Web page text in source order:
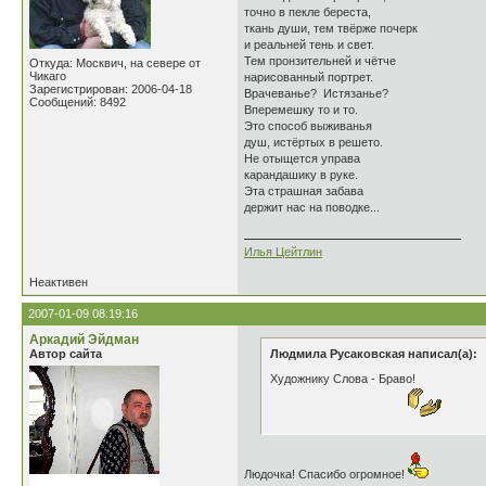
Откуда: Москвич, на севере от
Чикаго
Зарегистрирован: 2006-04-18
Сообщений: 8492
точно в пекле береста,
ткань души, тем твёрже почерк
и реальней тень и свет.
Тем пронзительней и чётче
нарисованный портрет.
Врачеванье? Истязанье?
Вперемешку то и то.
Это способ выживанья
душ, истёртых в решето.
Не отыщется управа
карандашику в руке.
Эта страшная забава
держит нас на поводке...
Илья Цейтлин
Неактивен
2007-01-09 08:19:16
Аркадий Эйдман
Автор сайта
Людмила Русаковская написал(а):
Художнику Слова - Браво!
Людочка! Спасибо огромное!